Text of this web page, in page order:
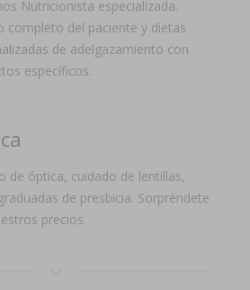
Nutricionista especializada.
completo del paciente y dietas
de adelgazamiento con
específicos.
de óptica, cuidado de lentillas,
de presbicia. Sorpréndete
precios.